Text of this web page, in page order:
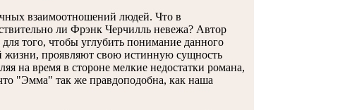
взаимоотношений людей. Что в
ли Фрэнк Черчилль невежа? Автор
того, чтобы углубить понимание данного
проявляют свою истинную сущность
на время в стороне мелкие недостатки романа,
"Эмма" так же правдоподобна, как наша